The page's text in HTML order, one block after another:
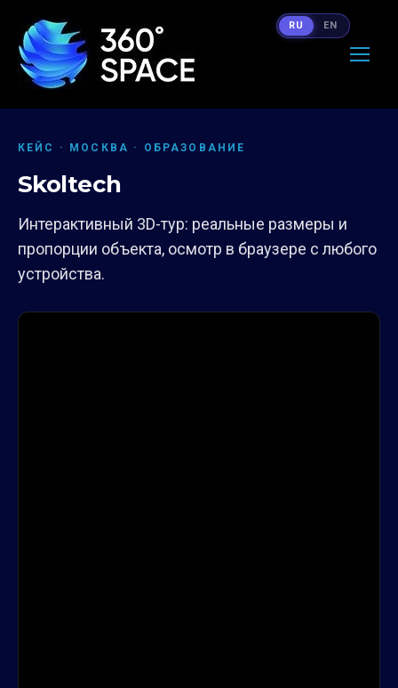
КЕЙС · МОСКВА · ОБРАЗОВАНИЕ
Skoltech
Интерактивный 3D-тур: реальные размеры и
пропорции объекта, осмотр в браузере с любого
устройства.
RU EN